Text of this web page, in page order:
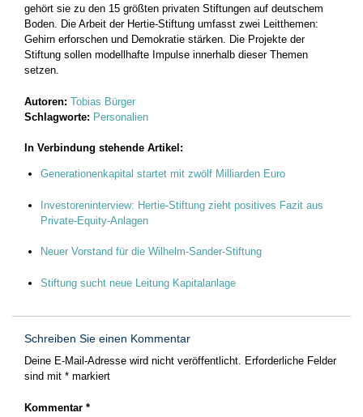
gehört sie zu den 15 größten privaten Stiftungen auf deutschem
Boden. Die Arbeit der Hertie-Stiftung umfasst zwei Leitthemen:
Gehirn erforschen und Demokratie stärken. Die Projekte der
Stiftung sollen modellhafte Impulse innerhalb dieser Themen
setzen.
Autoren: Tobias Bürger
Schlagworte: Personalien
In Verbindung stehende Artikel:
Generationenkapital startet mit zwölf Milliarden Euro
Investoreninterview: Hertie-Stiftung zieht positives Fazit aus
Private-Equity-Anlagen
Neuer Vorstand für die Wilhelm-Sander-Stiftung
Stiftung sucht neue Leitung Kapitalanlage
Schreiben Sie einen Kommentar
Deine E-Mail-Adresse wird nicht veröffentlicht. Erforderliche Felder
sind mit * markiert
Kommentar *